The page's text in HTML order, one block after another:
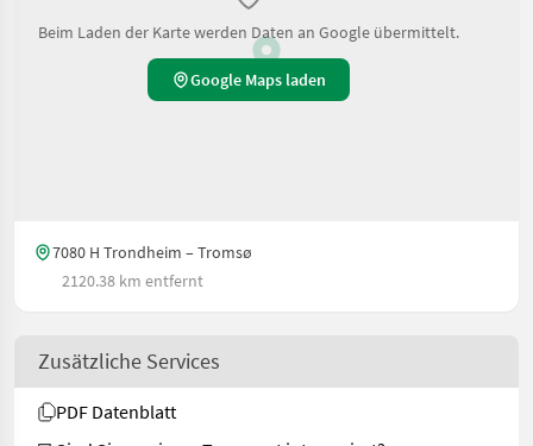
Beim Laden der Karte werden Daten an Google übermittelt.
Google Maps laden
7080 H Trondheim – Tromsø
2120.38 km entfernt
Zusätzliche Services
PDF Datenblatt